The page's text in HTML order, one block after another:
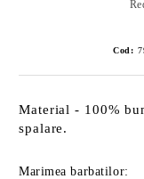
Cod:
Material - 100%
spalare.
Marimea barbatilor: